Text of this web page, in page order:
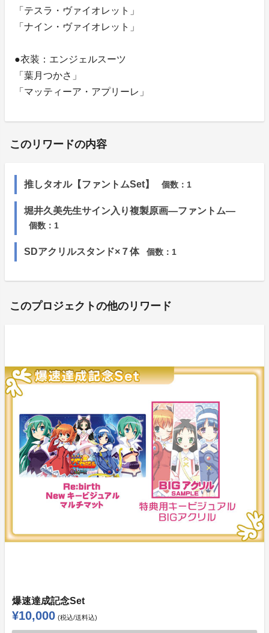
「テスラ・ヴァイオレット」
「ナイン・ヴァイオレット」
●衣装：エンジェルスーツ
「葉月つかさ」
「マッティーア・アプリーレ」
このリワードの内容
推しタオル【ファントムSet】 個数： 1
堀井久美先生サイン入り複製原画―ファントム―
個数： 1
SDアクリルスタンド×７体 個数： 1
このプロジェクトの他のリワード
爆速達成記念Set
¥10,000 (税込/送料込)